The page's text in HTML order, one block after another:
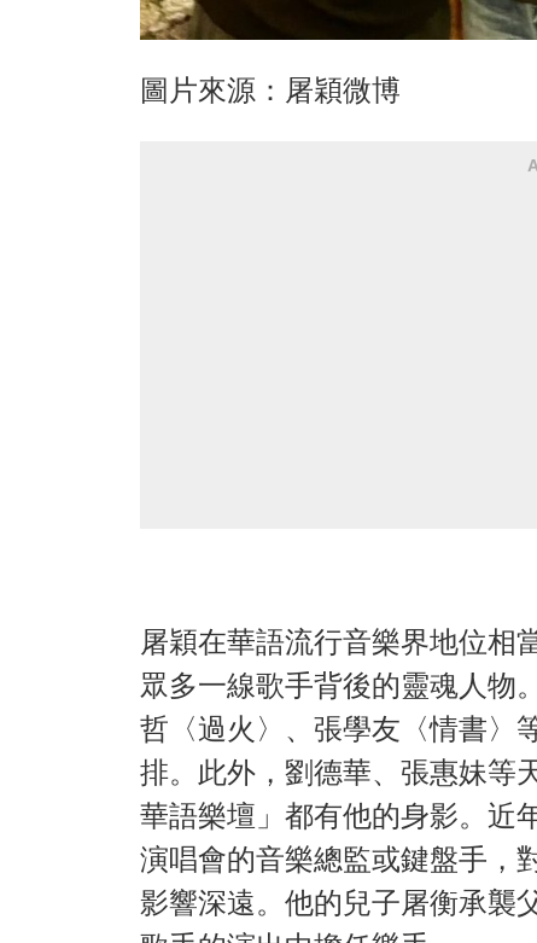
圖片來源：屠穎微博
屠穎在華語流行音樂界地位相
眾多一線歌手背後的靈魂人物
哲〈過火〉、張學友〈情書〉
排。此外，劉德華、張惠妹等
華語樂壇」都有他的身影。近
演唱會的音樂總監或鍵盤手，
影響深遠。他的兒子屠衡承襲